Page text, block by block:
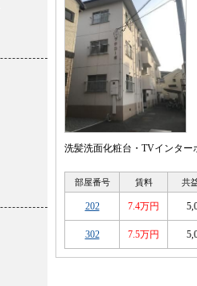
洗髪洗面化粧台・TVインタ
部屋番号 賃料 共
202 7.4万円
302 7.5万円